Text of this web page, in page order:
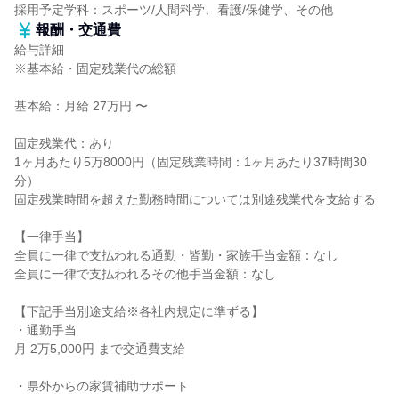
採用予定学科：スポーツ/人間科学、看護/保健学、その他
報酬・交通費
給与詳細
※基本給・固定残業代の総額
基本給：月給 27万円 〜
固定残業代：あり
1ヶ月あたり5万8000円（固定残業時間：1ヶ月あたり37時間30
分）
固定残業時間を超えた勤務時間については別途残業代を支給する
【一律手当】
全員に一律で支払われる通勤・皆勤・家族手当金額：なし
全員に一律で支払われるその他手当金額：なし
【下記手当別途支給※各社内規定に準ずる】
・通勤手当
月 2万5,000円 まで交通費支給
・県外からの家賃補助サポート